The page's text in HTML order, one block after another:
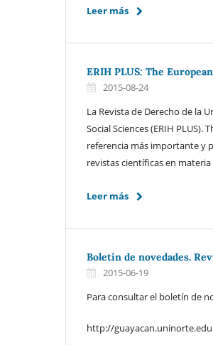
Leer más
ERIH PLUS: The
2015-08-24
La Revista de Derecho de la
Social Sciences (ERIH
referencia más importante y
revistas científicas en
Leer más
Boletín de novedades.
2015-06-19
Para consultar el boletín de
http://